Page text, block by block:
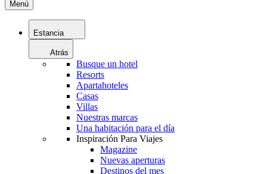
Menú
Estancia
Atrás
Busque un hotel
Resorts
Apartahoteles
Casas
Villas
Nuestras marcas
Una habitación para el día
Inspiración Para Viajes
Magazine
Nuevas aperturas
Destinos del mes